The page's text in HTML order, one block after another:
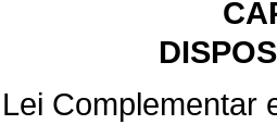
Complementar